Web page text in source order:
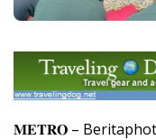
𝐌𝐄𝐓𝐑𝐎 –